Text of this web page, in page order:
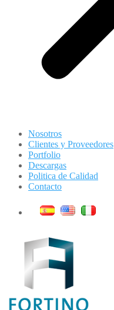
Nosotros
Clientes y Proveedores
Portfolio
Descargas
Politica de Calidad
Contacto